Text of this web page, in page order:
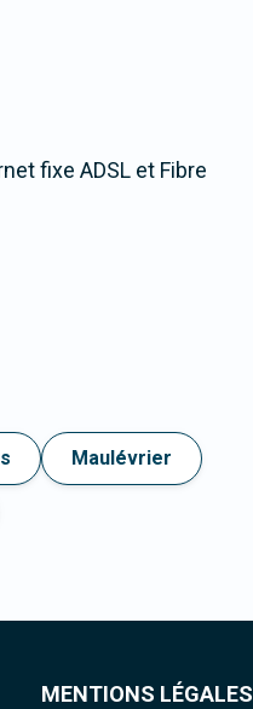
fixe ADSL et Fibre
Maulévrier
MENTIONS LÉGALES